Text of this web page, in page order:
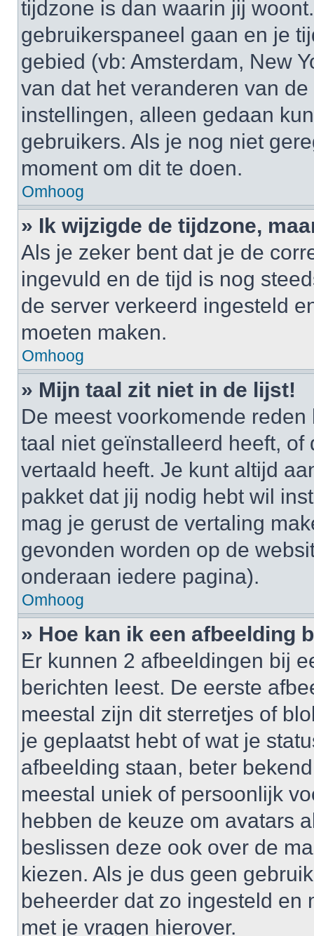
tijdzone is dan waarin jij
gebruikerspaneel gaan en je
gebied (vb: Amsterdam, New
van dat het veranderen van
instellingen, alleen gedaan
gebruikers. Als je nog niet
moment om dit te doen.
Omhoog
» Ik wijzigde de tijdzone,
Als je zeker bent dat je de
ingevuld en de tijd is nog
de server verkeerd ingesteld
moeten maken.
Omhoog
» Mijn taal zit niet in de lijst!
De meest voorkomende
taal niet geïnstalleerd heeft,
vertaald heeft. Je kunt altijd
pakket dat jij nodig hebt wil
mag je gerust de vertaling
gevonden worden op de
onderaan iedere pagina).
Omhoog
» Hoe kan ik een afbeelding
Er kunnen 2 afbeeldingen bij
berichten leest. De eerste
meestal zijn dit sterretjes of
je geplaatst hebt of wat je
afbeelding staan, beter
meestal uniek of persoonlijk
hebben de keuze om avatars
beslissen deze ook over de
kiezen. Als je dus geen
beheerder dat zo ingesteld en
met je vragen hierover.